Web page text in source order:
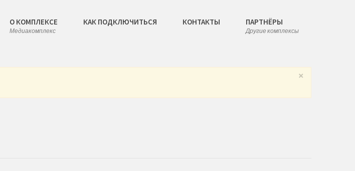
О КОМПЛЕКСЕ
Медиакомплекс
КАК ПОДКЛЮЧИТЬСЯ КОНТАКТЫ ПАРТНЁРЫ
Другие комплексы
×